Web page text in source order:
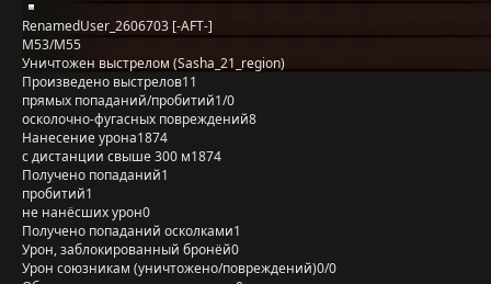
RenamedUser_2606703 [-AFT-]
M53/M55
Уничтожен выстрелом (Sasha_21_region)
Произведено выстрелов11
прямых попаданий/пробитий1/0
осколочно-фугасных повреждений8
Нанесение урона1874
с дистанции свыше 300 м1874
Получено попаданий1
пробитий1
не нанёсших урон0
Получено попаданий осколками1
Урон, заблокированный бронёй0
Урон союзникам (уничтожено/повреждений)0/0